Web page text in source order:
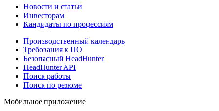
Новости и статьи
Инвесторам
Кандидаты по профессиям
Производственный календарь
Требования к ПО
Безопасный HeadHunter
HeadHunter API
Поиск работы
Поиск по резюме
Мобильное приложение